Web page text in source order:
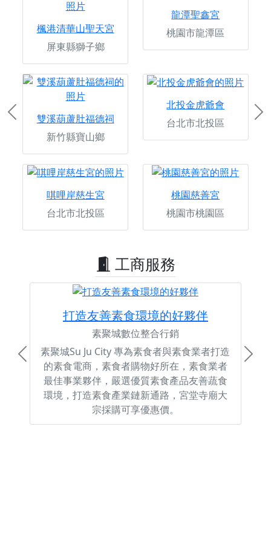
楓港清華山聖天宮
屏東縣獅子鄉
龍潭聖鑫宮
桃園市龍潭區
雙溪葫蘆肚福德祠
新竹縣寶山鄉
北投金虎爺會
台北市北投區
唭哩岸慈生宮
台北市北投區
桃園慈善宮
桃園市桃園區
Previous
工商服務
打造友善素食環境的好夥伴
素聚城數位整合行銷
素聚城Su Ju City 專為素食者與素食業者打造
的素食電商，素食者購物好所在，素食業者
最佳事業夥伴，嚴選優質素食產品友善蔬食
環境，打造素食產業鏈新通路，宮堂寺廟大
宗採購可享優惠價。
Previous Next